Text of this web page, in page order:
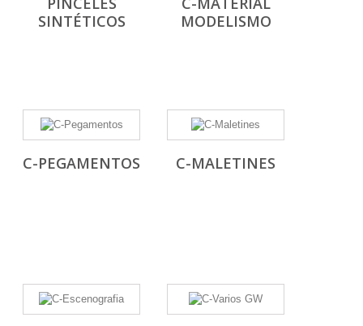
SINTÉTICOS
MODELISMO
C-PEGAMENTOS C-MALETINES